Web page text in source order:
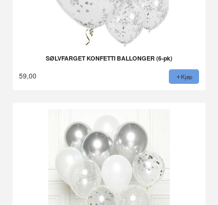
SØLVFARGET KONFETTI BALLONGER (6-pk)
59,00 Kjøp